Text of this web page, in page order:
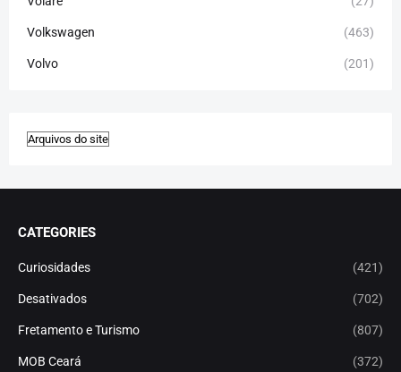
Volkswagen (463)
Volvo (201)
CATEGORIES
Curiosidades (421)
Desativados (702)
Fretamento e Turismo (807)
MOB Ceará (372)